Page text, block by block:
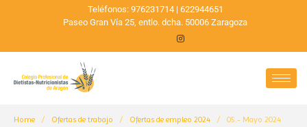
Teléfonos: 976231714 | 622944651
Paseo Gran Vía 25, entlo. dcha. 50006 Zaragoza
Home / Ofertas de trabajo / Ofertas de empleo 2024 / 05.- Mayo 2024